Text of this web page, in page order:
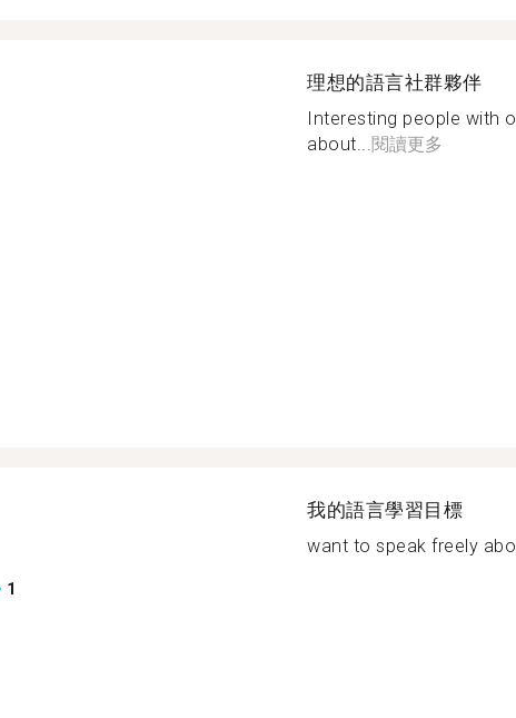
理想的語言社群夥伴
Interesting people with
about...閱讀更多
1
我的語言學習目標
want to speak freely